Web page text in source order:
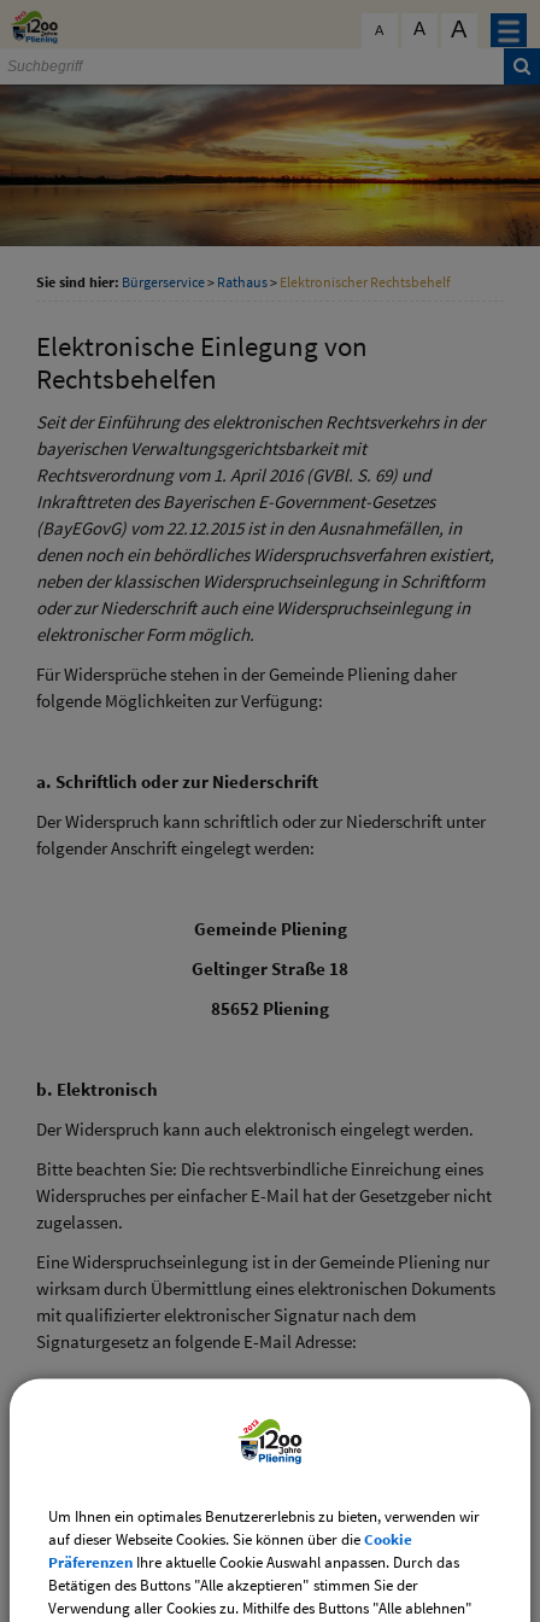
Zum Inhalt
A A A
Sie sind hier: Bürgerservice> Rathaus> Elektronischer Rechtsbehelf
Elektronische Einlegung von
Rechtsbehelfen
Seit der Einführung des elektronischen Rechtsverkehrs in der
bayerischen Verwaltungsgerichtsbarkeit mit
Rechtsverordnung vom 1. April 2016 (GVBl. S. 69) und
Inkrafttreten des Bayerischen E-Government-Gesetzes
(BayEGovG) vom 22.12.2015 ist in den Ausnahmefällen, in
denen noch ein behördliches Widerspruchsverfahren existiert,
neben der klassischen Widerspruchseinlegung in Schriftform
oder zur Niederschrift auch eine Widerspruchseinlegung in
elektronischer Form möglich.
Für Widersprüche stehen in der Gemeinde Pliening daher
folgende Möglichkeiten zur Verfügung:
a. Schriftlich oder zur Niederschrift
Der Widerspruch kann schriftlich oder zur Niederschrift unter
folgender Anschrift eingelegt werden:
Gemeinde Pliening
Geltinger Straße 18
85652 Pliening
b. Elektronisch
Der Widerspruch kann auch elektronisch eingelegt werden.
Bitte beachten Sie: Die rechtsverbindliche Einreichung eines
Widerspruches per einfacher E-Mail hat der Gesetzgeber nicht
zugelassen.
Eine Widerspruchseinlegung ist in der Gemeinde Pliening nur
wirksam durch Übermittlung eines elektronischen Dokuments
mit qualifizierter elektronischer Signatur nach dem
Signaturgesetz an folgende E-Mail Adresse:
für sichere Kommunikation in Bayern
(„Erreichbarkeitsplattform“ – EPF) über das
Dienstleistungsportal Bayernhttps://www.eap.bayern.de
erforderlich. Näheres entnehmen Sie dort bitte der Rubrik
Um Ihnen ein optimales Benutzererlebnis zu bieten, verwenden wir
auf dieser Webseite Cookies. Sie können über dieCookie
Präferenzen Ihre aktuelle Cookie Auswahl anpassen. Durch das
Betätigen des Buttons "Alle akzeptieren" stimmen Sie der
Verwendung aller Cookies zu. Mithilfe des Buttons "Alle ablehnen"
schließen